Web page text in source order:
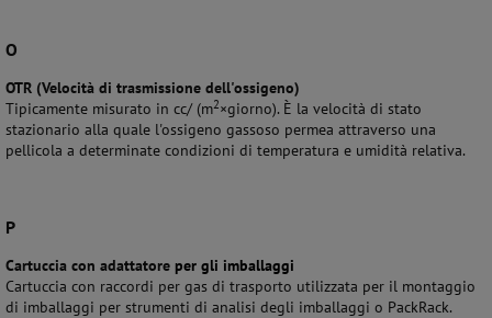
O
OTR (Velocità di trasmissione dell'ossigeno)
Tipicamente misurato in cc/ (m2×giorno). È la velocità di stato
stazionario alla quale l'ossigeno gassoso permea attraverso una
pellicola a determinate condizioni di temperatura e umidità relativa.
P
Cartuccia con adattatore per gli imballaggi
Cartuccia con raccordi per gas di trasporto utilizzata per il montaggio
di imballaggi per strumenti di analisi degli imballaggi o PackRack.